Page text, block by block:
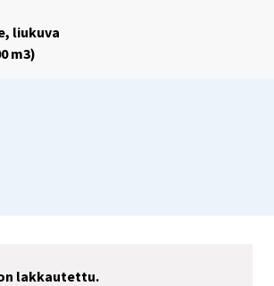
liukuva
m3)
lakkautettu.